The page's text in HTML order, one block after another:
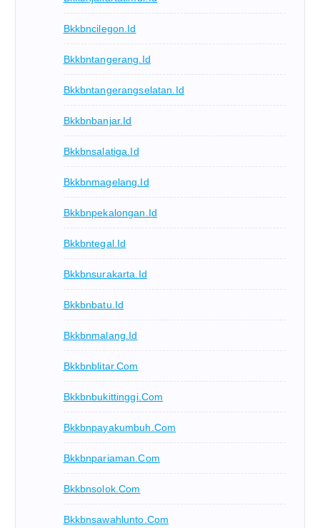
Bkkbncilegon.id
Bkkbntangerang.id
Bkkbntangerangselatan.id
Bkkbnbanjar.id
Bkkbnsalatiga.id
Bkkbnmagelang.id
Bkkbnpekalongan.id
Bkkbntegal.id
Bkkbnsurakarta.id
Bkkbnbatu.id
Bkkbnmalang.id
Bkkbnblitar.com
Bkkbnbukittinggi.com
Bkkbnpayakumbuh.com
Bkkbnpariaman.com
Bkkbnsolok.com
Bkkbnsawahlunto.com